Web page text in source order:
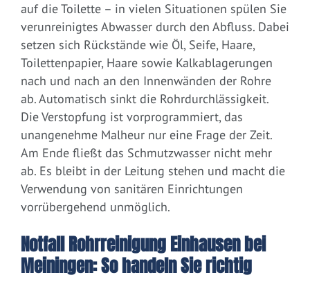
auf die Toilette – in vielen Situationen spülen Sie
verunreinigtes Abwasser durch den Abfluss. Dabei
setzen sich Rückstände wie Öl, Seife, Haare,
Toilettenpapier, Haare sowie Kalkablagerungen
nach und nach an den Innenwänden der Rohre
ab. Automatisch sinkt die Rohrdurchlässigkeit.
Die Verstopfung ist vorprogrammiert, das
unangenehme Malheur nur eine Frage der Zeit.
Am Ende fließt das Schmutzwasser nicht mehr
ab. Es bleibt in der Leitung stehen und macht die
Verwendung von sanitären Einrichtungen
vorrübergehend unmöglich.
Notfall Rohrreinigung Einhausen bei
Meiningen: So handeln Sie richtig